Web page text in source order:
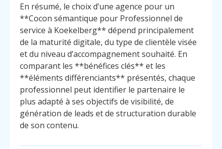
En résumé, le choix d’une agence pour un
**Cocon sémantique pour Professionnel de
service à Koekelberg** dépend principalement
de la maturité digitale, du type de clientèle visée
et du niveau d’accompagnement souhaité. En
comparant les **bénéfices clés** et les
**éléments différenciants** présentés, chaque
professionnel peut identifier le partenaire le
plus adapté à ses objectifs de visibilité, de
génération de leads et de structuration durable
de son contenu.